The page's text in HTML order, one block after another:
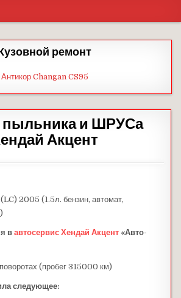
ремонт
Антикор Changan CS95
пыльника и ШРУСа
Акцент
2005 (1.5л. бензин, автомат,
вавтосервис Хендай Акцент «Авто-
(пробег 315000 км)
следующее: